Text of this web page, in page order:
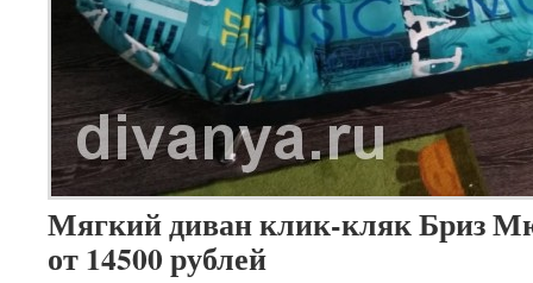
Мягкий диван клик-кляк Бриз
от 14500 рублей